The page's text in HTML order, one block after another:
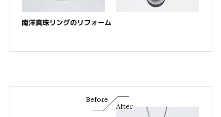
南洋真珠リングのリフォーム
Before
After